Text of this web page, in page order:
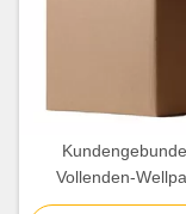
Vollenden-
Material Logo-